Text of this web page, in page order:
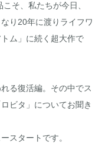
そ、私たちが今日、
り20年に渡りライフワ
ム」に続く超大作で
る復活編。その中でス
ビタ」についてお聞き
スタートです。